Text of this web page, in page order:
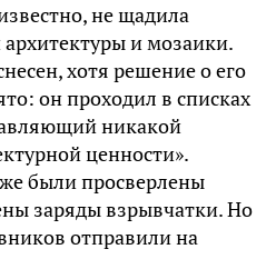
не щадила
и мозаики.
хотя решение о его
он проходил в списках
никакой
ценности».
были просверлены
заряды взрывчатки. Но
отправили на